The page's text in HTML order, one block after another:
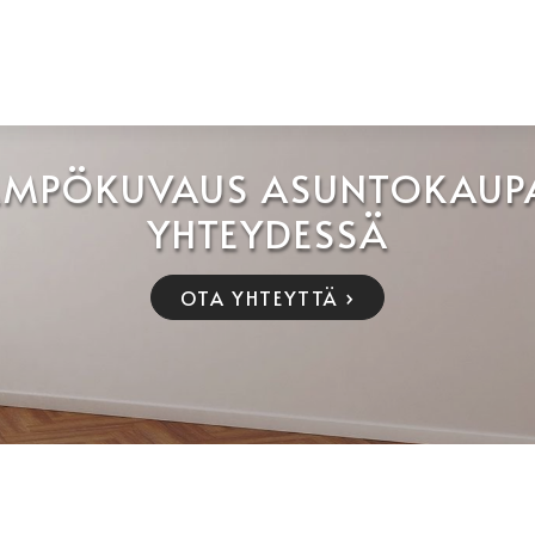
YHTEYDESSÄ
OTA YHTEYTTÄ ›